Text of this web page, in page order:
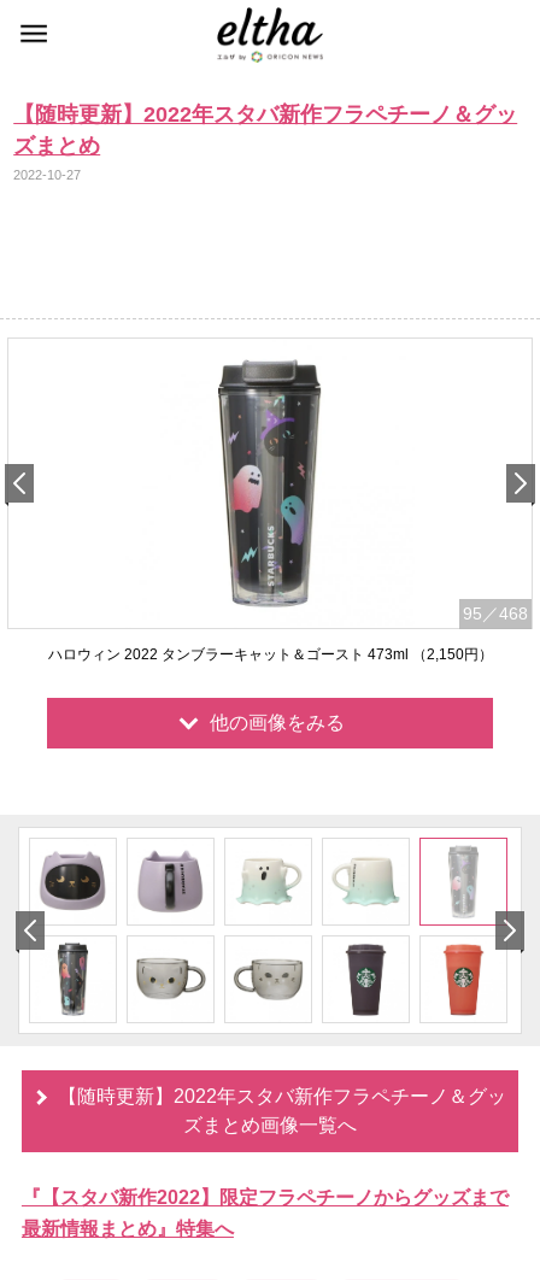
【随時更新】2022年スタバ新作フラペチーノ＆グッ
ズまとめ
2022-10-27
95 ／468
ハロウィン 2022 タンブラーキャット＆ゴースト 473ml （2,150円）
他の画像をみる
【随時更新】2022年スタバ新作フラペチーノ＆グッ
ズまとめ画像一覧へ
『【スタバ新作2022】限定フラペチーノからグッズまで
最新情報まとめ』特集へ